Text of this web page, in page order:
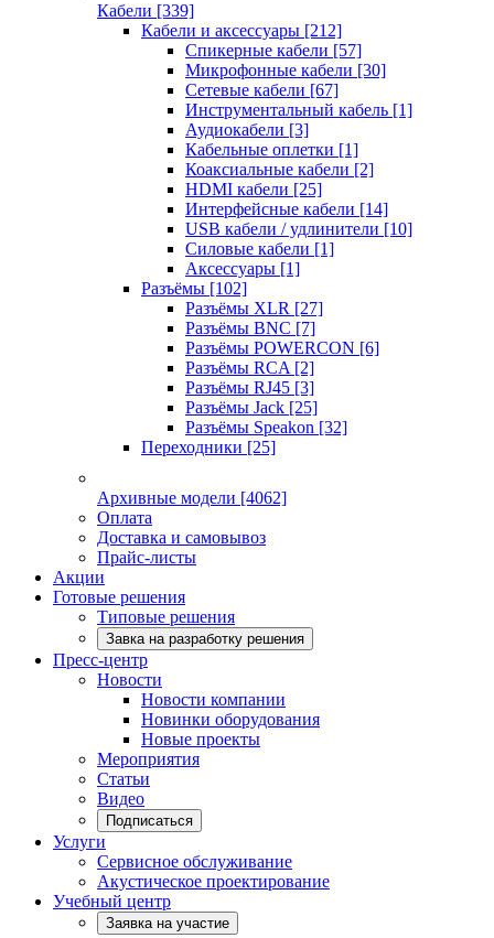
Кабели [339]
Кабели и аксессуары [212]
Спикерные кабели [57]
Микрофонные кабели [30]
Сетевые кабели [67]
Инструментальный кабель [1]
Аудиокабели [3]
Кабельные оплетки [1]
Коаксиальные кабели [2]
HDMI кабели [25]
Интерфейсные кабели [14]
USB кабели / удлинители [10]
Силовые кабели [1]
Аксессуары [1]
Разъёмы [102]
Разъёмы XLR [27]
Разъёмы BNC [7]
Разъёмы POWERCON [6]
Разъёмы RCA [2]
Разъёмы RJ45 [3]
Разъёмы Jack [25]
Разъёмы Speakon [32]
Переходники [25]
Архивные модели [4062]
Оплата
Доставка и самовывоз
Прайс-листы
Акции
Готовые решения
Типовые решения
Завка на разработку решения
Пресс-центр
Новости
Новости компании
Новинки оборудования
Новые проекты
Мероприятия
Статьи
Видео
Подписаться
Услуги
Сервисное обслуживание
Акустическое проектирование
Учебный центр
Заявка на участие